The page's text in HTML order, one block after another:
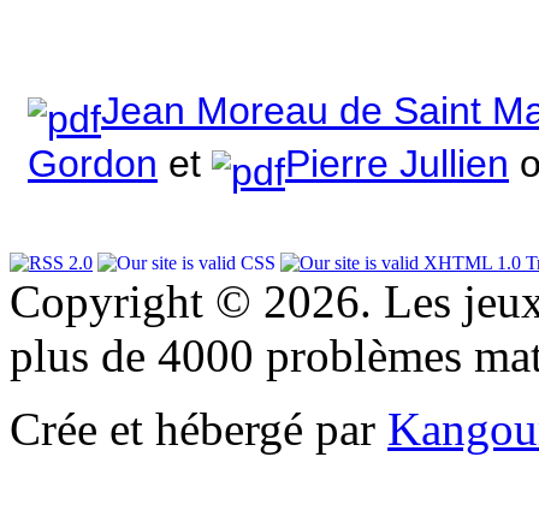
Jean Moreau de Saint
Gordon et Pierre Jullien
Copyright © 2026. Les
plus de 4000 problèmes
Crée et hébergé par